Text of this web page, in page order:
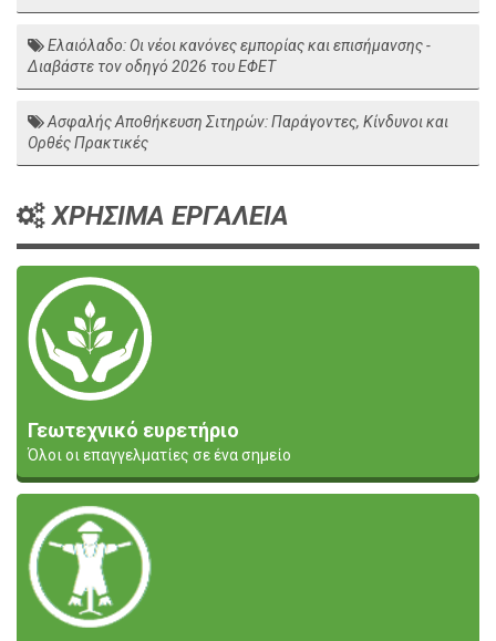
Ελαιόλαδο: Οι νέοι κανόνες εμπορίας και επισήμανσης -
Διαβάστε τον οδηγό 2026 του ΕΦΕΤ
Ασφαλής Αποθήκευση Σιτηρών: Παράγοντες, Κίνδυνοι και
Ορθές Πρακτικές
ΧΡΗΣΙΜΑ ΕΡΓΑΛΕΙΑ
Γεωτεχνικό ευρετήριο
Όλοι οι επαγγελματίες σε ένα σημείο